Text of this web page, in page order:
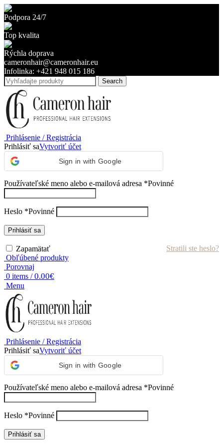
Podpora 24/7
Top kvalita
Rýchla doprava
cameronhair@cameronhair.eu
Infolinka: +421 948 015 186
Search
Prihlásenie / Registrácia
Prihlásiť saVytvoriť účet
Sign in with Google
Používateľské meno alebo e-mailová adresa *Povinné
Heslo *Povinné
Prihlásiť sa
Stratili ste heslo?
Zapamätať
Obľúbené produkty
Porovnaj
0 items / 0.00€
Menu
Prihlásenie / Registrácia
Prihlásiť saVytvoriť účet
Sign in with Google
Používateľské meno alebo e-mailová adresa *Povinné
Heslo *Povinné
Prihlásiť sa